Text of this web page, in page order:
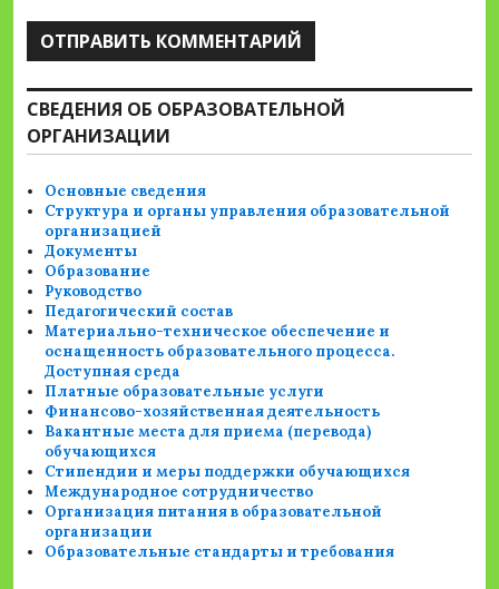
СВЕДЕНИЯ ОБ ОБРАЗОВАТЕЛЬНОЙ
ОРГАНИЗАЦИИ
Основные сведения
Структура и органы управления образовательной
организацией
Документы
Образование
Руководство
Педагогический состав
Материально-техническое обеспечение и
оснащенность образовательного процесса.
Доступная среда
Платные образовательные услуги
Финансово-хозяйственная деятельность
Вакантные места для приема (перевода)
обучающихся
Стипендии и меры поддержки обучающихся
Международное сотрудничество
Организация питания в образовательной
организации
Образовательные стандарты и требования